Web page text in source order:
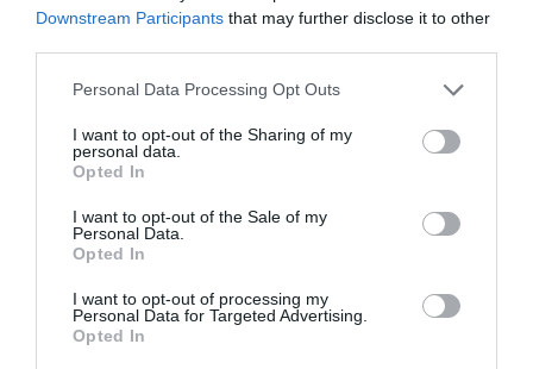
Downstream Participants that may further disclose it to other
Please note that this website/app uses one or more Google
not limited to your visit or usage behaviour. You may click to
grant or deny consent to Google and its third-party tags to
use your data for below specified purposes in below Google
consent section.
Personal Data Processing Opt Outs
I want to opt-out of the Sharing of my
personal data.
Opted In
I want to opt-out of the Sale of my
Personal Data.
Opted In
I want to opt-out of processing my
Personal Data for Targeted Advertising.
Opted In
Olvasd el ezt is!
Ezt teszi a hibiszkusz az egészségünkért
Veszélyes szépség a kertben ez a dísznövény
rózsa